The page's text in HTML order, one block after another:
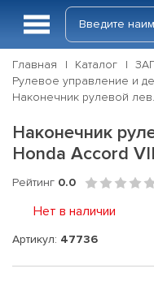
Главная Каталог
Рулевое управление и
Наконечник рулевой
Наконечник
Honda Accord
Рейтинг 0.0
Нет в наличии
Артикул: 47736